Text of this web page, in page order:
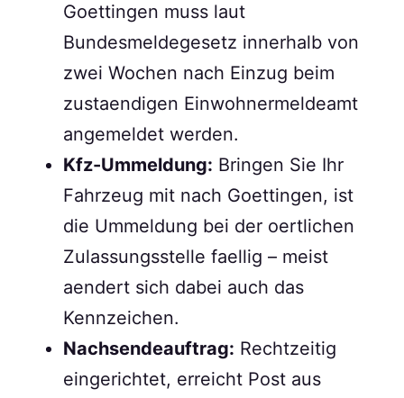
Goettingen muss laut
Bundesmeldegesetz innerhalb von
zwei Wochen nach Einzug beim
zustaendigen Einwohnermeldeamt
angemeldet werden.
Kfz-Ummeldung: Bringen Sie Ihr
Fahrzeug mit nach Goettingen, ist
die Ummeldung bei der oertlichen
Zulassungsstelle faellig – meist
aendert sich dabei auch das
Kennzeichen.
Nachsendeauftrag: Rechtzeitig
eingerichtet, erreicht Post aus